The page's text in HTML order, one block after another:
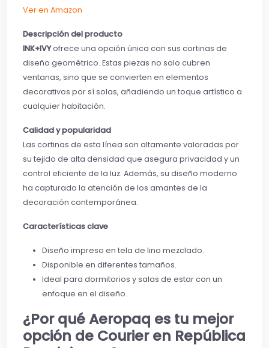
Ver en Amazon
Descripción del producto
INK+IVYofrece una opción única con sus cortinas de
diseño geométrico. Estas piezas no solo cubren
ventanas, sino que se convierten en elementos
decorativos por sí solas, añadiendo un toque artístico a
cualquier habitación.
Calidad y popularidad
Las cortinas de esta línea son altamente valoradas por
su tejido de alta densidad que asegura privacidad y un
control eficiente de la luz. Además, su diseño moderno
ha capturado la atención de los amantes de la
decoración contemporánea.
Características clave
Diseño impreso en tela de lino mezclado.
Disponible en diferentes tamaños.
Ideal para dormitorios y salas de estar con un
enfoque en el diseño.
¿Por qué Aeropaq es tu mejor
opción de Courier en República